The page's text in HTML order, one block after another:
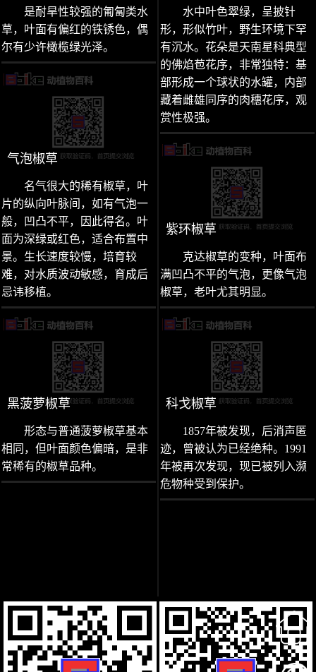
是耐旱性较强的匍匐类水
草，叶面有偏红的铁锈色，偶
尔有少许橄榄绿光泽。
气泡椒草
名气很大的稀有椒草，叶
片的纵向叶脉间，如有气泡一
般，凹凸不平，因此得名。叶
面为深绿或红色，适合布置中
景。生长速度较慢，培育较
难，对水质波动敏感，育成后
忌讳移植。
黑菠萝椒草
形态与普通菠萝椒草基本
相同，但叶面颜色偏暗，是非
常稀有的椒草品种。
水中叶色翠绿，呈披针
形，形似竹叶，野生环境下罕
有沉水。花朵是天南星科典型
的佛焰苞花序，非常独特：基
部形成一个球状的水罐，内部
藏着雌雄同序的肉穗花序，观
赏性极强。
紫环椒草
克达椒草的变种，叶面布
满凹凸不平的气泡，更像气泡
椒草，老叶尤其明显。
科戈椒草
1857年被发现，后消声匿
迹，曾被认为已经绝种。1991
年被再次发现，现已被列入濒
危物种受到保护。